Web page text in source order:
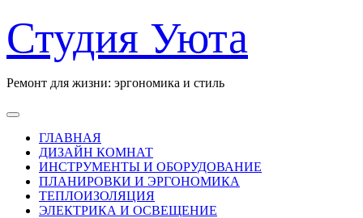
к
содержанию
Студия Уюта
Ремонт для жизни: эргономика и стиль
ГЛАВНАЯ
ДИЗАЙН КОМНАТ
ИНСТРУМЕНТЫ И ОБОРУДОВАНИЕ
ПЛАНИРОВКИ И ЭРГОНОМИКА
ТЕПЛОИЗОЛЯЦИЯ
ЭЛЕКТРИКА И ОСВЕЩЕНИЕ